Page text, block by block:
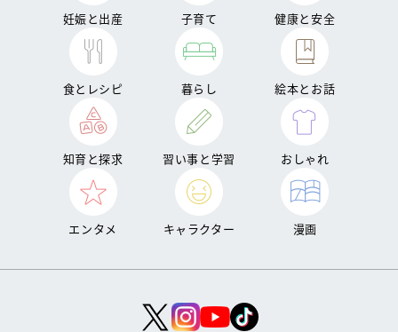
妊娠と出産 子育て 健康と安全
食とレシピ 暮らし 絵本とお話
知育と探求 習い事と学習 おしゃれ
エンタメ キャラクター 漫画